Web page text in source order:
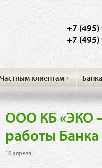
+7 (495)
+7 (495)
Частным клиентам
ООО КБ «ЭКО
работы Банка
10 апреля